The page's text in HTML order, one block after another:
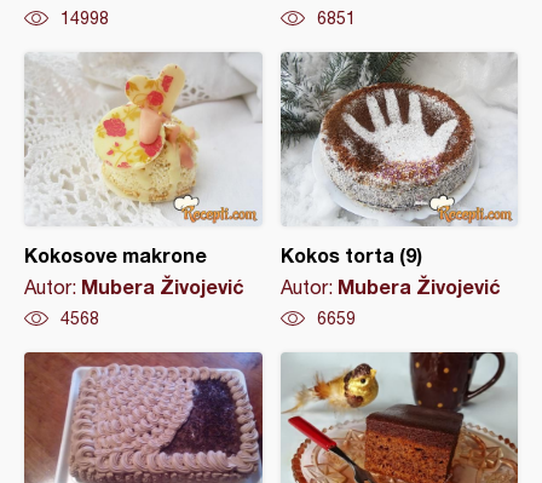
14998 6851
Kokosove makrone
Autor: Mubera Živojević
4568
Kokos torta (9)
Autor: Mubera Živojević
6659